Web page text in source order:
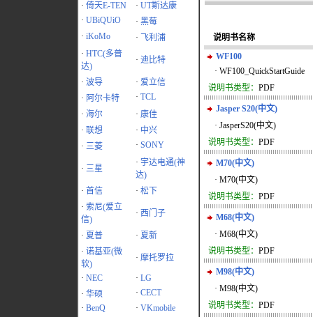
· 倚天E-TEN · UT斯达康
· UBiQUiO · 黑莓
· iKoMo ·
飞利浦
· HTC(多普
达)
· 迪比特
· 波导 · 爱立信
· 阿尔卡特 · TCL
· 海尔 · 康佳
· 联想 · 中兴
· 三菱 · SONY
· 三星
· 宇达电通(神
达)
· 首信 · 松下
· 索尼(爱立
信)
· 西门子
· 夏普 · 夏新
· 诺基亚(微
软)
· 摩托罗拉
· NEC · LG
· 华硕 · CECT
· BenQ · VKmobile
说明书名称
WF100
· WF100_QuickStartGuide
说明书类型： PDF
Jasper S20(中文)
· JasperS20(中文)
说明书类型： PDF
M70(中文)
· M70(中文)
说明书类型： PDF
M68(中文)
· M68(中文)
说明书类型： PDF
M98(中文)
· M98(中文)
说明书类型： PDF